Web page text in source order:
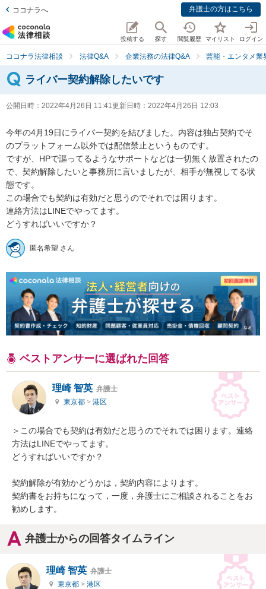
ココナラへ 弁護士の方はこちら
投稿する 探す 閲覧履歴 マイリスト ログイン
ココナラ法律相談 法律Q&A 企業法務の法律Q&A 芸能・エンタメ業
ライバー契約解除したいです
公開日時： 2022年4月26日 11:41更新日時： 2022年4月26日 12:03
今年の4月19日にライバー契約を結びました。内容は独占契約でそ
のプラットフォーム以外では配信禁止というものです。
ですが、HPで謳ってるようなサポートなどは一切無く放置されたの
で、契約解除したいと事務所に言いましたが、相手が無視してる状
態です。
この場合でも契約は有効だと思うのでそれでは困ります。
連絡方法はLINEでやってます。
どうすればいいですか？
匿名希望 さん
ベストアンサーに選ばれた回答
理崎 智英 弁護士
東京都 > 港区
＞この場合でも契約は有効だと思うのでそれでは困ります。連絡
方法はLINEでやってます。
どうすればいいですか？
契約解除が有効かどうかは，契約内容によります。
契約書をお持ちになって，一度，弁護士にご相談されることをお
勧めします。
弁護士からの回答タイムライン
理崎 智英 弁護士
東京都 > 港区